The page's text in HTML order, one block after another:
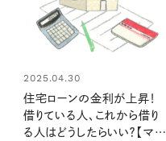
2025.04.30
住宅ローンの金利が上昇！
借りている人、これから借り
る人はどうしたらいい？【マネ